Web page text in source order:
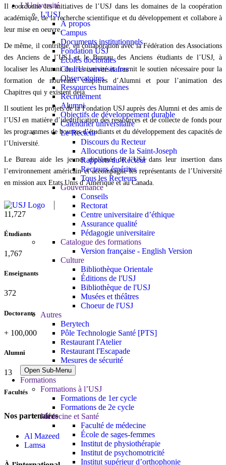
L'Université
L'USJ
À propos
Campus
Documents institutionnels
Fondation USJ
Écoles doctorales
Chaires universitaires
Observatoires
Ressources humaines
Recrutement
Alumni
Objectifs de développement durable
Calendrier universitaire
Le Recteur
Discours du Recteur
Allocutions de la Saint-Joseph
Rapports du Recteur
Recteurs émérites
Tous les Recteurs
Gouvernance
Conseils
Rectorat
Centre universitaire d’éthique
Assurance qualité
Pédagogie universitaire
Catalogue des formations
Version française - English Version
Culture
Bibliothèque Orientale
Éditions de l'USJ
Bibliothèque de l'USJ
Musées et théâtres
Choeur de l'USJ
Autres
Berytech
Pôle Technologie Santé [PTS]
Restaurant l'Atelier
Restaurant l'Escapade
Mesures de sécurité
Open Sub-Menu
Formations
Formations à l’USJ
Formations de 1er cycle
Formations de 2e cycle
Médecine et Santé
Faculté de médecine
École de sages-femmes
Institut de physiothérapie
Institut de psychomotricité
Institut supérieur d’orthophonie
Il coordonne les initiatives de l’USJ dans les domaines de la coopération
académique, de la recherche scientifique et du développement et collabore à
leur mise en oeuvre.
De même, il contribue, en collaboration avec la Fédération des Associations
des Anciens de l’USJ et le Bureau des Anciens étudiants de l’USJ, à
localiser les Alumni de l’Université et fournit le soutien nécessaire pour la
formation de nouveaux chapitres d’Alumni et pour l’animation des
Chapitres qui y existent déjà.
Il soutient les projets de la Fondation USJ auprès des Alumni et des amis de
l’USJ en matière d’identification des ressources et de collecte de fonds pour
les programmes de bourses d’étudiants et du développement des capacités de
l’Université.
Le Bureau aide les jeunes diplômés de l’USJ dans leur insertion dans
l’environnement américain et accompagne les représentants de l’Université
en mission aux Etats Unis d’Amérique et au Canada.
11,727
Étudiants
1,881
Enseignants
396
Doctorants
+ 100,000
Alumni
13
Facultés
Nos partenaires
Al Mazeed
Lamsa